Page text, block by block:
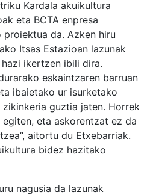
Kardala akuikultura
eta BCTA enpresa
da. Azken hiru
Itsas Estazioan lazunak
ikertzen ibili dira.
eskaintzaren barruan
ibaietako ur isurketako
guztia jaten. Horrek
eta askorentzat ez da
aitortu du Etxebarriak.
bidez hazitako
nagusia da lazunak